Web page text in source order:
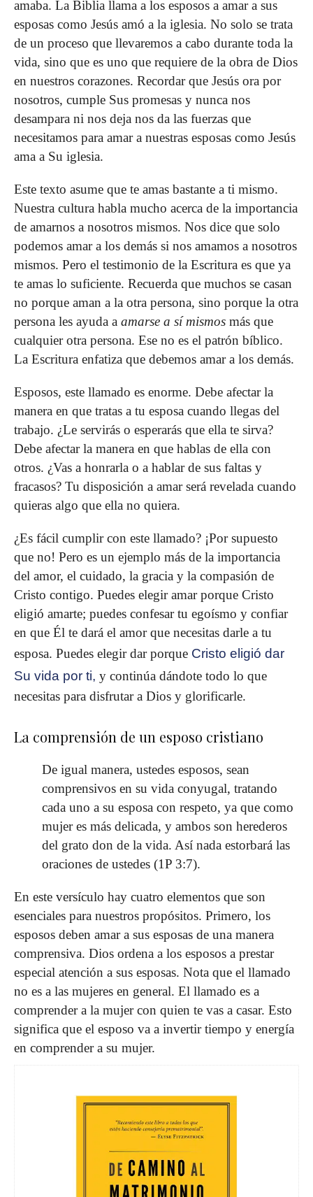
amaba. La Biblia llama a los esposos a amar a sus
esposas como Jesús amó a la iglesia. No solo se trata
de un proceso que llevaremos a cabo durante toda la
vida, sino que es uno que requiere de la obra de Dios
en nuestros corazones. Recordar que Jesús ora por
nosotros, cumple Sus promesas y nunca nos
desampara ni nos deja nos da las fuerzas que
necesitamos para amar a nuestras esposas como Jesús
ama a Su iglesia.
Este texto asume que te amas bastante a ti mismo.
Nuestra cultura habla mucho acerca de la importancia
de amarnos a nosotros mismos. Nos dice que solo
podemos amar a los demás si nos amamos a nosotros
mismos. Pero el testimonio de la Escritura es que ya
te amas lo suficiente. Recuerda que muchos se casan
no porque aman a la otra persona, sino porque la otra
persona les ayuda a amarse a sí mismos más que
cualquier otra persona. Ese no es el patrón bíblico.
La Escritura enfatiza que debemos amar a los demás.
Esposos, este llamado es enorme. Debe afectar la
manera en que tratas a tu esposa cuando llegas del
trabajo. ¿Le servirás o esperarás que ella te sirva?
Debe afectar la manera en que hablas de ella con
otros. ¿Vas a honrarla o a hablar de sus faltas y
fracasos? Tu disposición a amar será revelada cuando
quieras algo que ella no quiera.
¿Es fácil cumplir con este llamado? ¡Por supuesto
que no! Pero es un ejemplo más de la importancia
del amor, el cuidado, la gracia y la compasión de
Cristo contigo. Puedes elegir amar porque Cristo
eligió amarte; puedes confesar tu egoísmo y confiar
en que Él te dará el amor que necesitas darle a tu
esposa. Puedes elegir dar porque Cristo eligió dar
Su vida por ti, y continúa dándote todo lo que
necesitas para disfrutar a Dios y glorificarle.
La comprensión de un esposo cristiano
De igual manera, ustedes esposos, sean
comprensivos en su vida conyugal, tratando
cada uno a su esposa con respeto, ya que como
mujer es más delicada, y ambos son herederos
del grato don de la vida. Así nada estorbará las
oraciones de ustedes (1P 3:7).
En este versículo hay cuatro elementos que son
esenciales para nuestros propósitos. Primero, los
esposos deben amar a sus esposas de una manera
comprensiva. Dios ordena a los esposos a prestar
especial atención a sus esposas. Nota que el llamado
no es a las mujeres en general. El llamado es a
comprender a la mujer con quien te vas a casar. Esto
significa que el esposo va a invertir tiempo y energía
en comprender a su mujer.